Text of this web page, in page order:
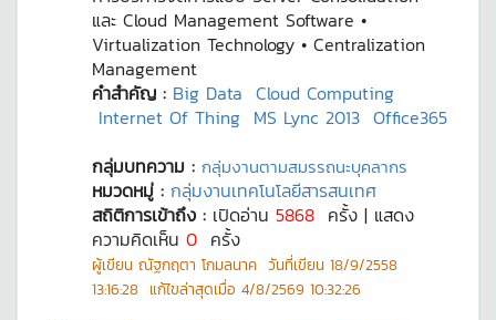
และ Cloud Management Software •
Virtualization Technology • Centralization
Management
คำสำคัญ : Big Data Cloud Computing
Internet Of Thing MS Lync 2013 Office365
กลุ่มบทความ : กลุ่มงานตามสมรรถนะบุคลากร
หมวดหมู่ : กลุ่มงานเทคโนโลยีสารสนเทศ
สถิติการเข้าถึง : เปิดอ่าน 5868 ครั้ง | แสดง
ความคิดเห็น 0 ครั้ง
ผู้เขียน ณัฐกฤตา โกมลนาค วันที่เขียน 18/9/2558
13:16:28 แก้ไขล่าสุดเมื่อ 4/8/2569 10:32:26